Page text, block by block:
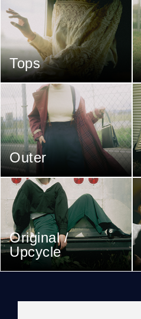
Tops
Outer
Original /
Upcycle